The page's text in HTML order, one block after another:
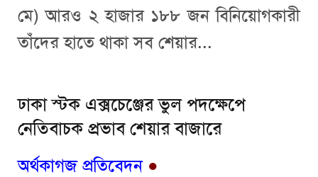
মে) আরও ২ হাজার ১৮৮ জন বিনিয়োগকারী
তাঁদের হাতে থাকা সব শেয়ার...
ঢাকা স্টক এক্সচেঞ্জের ভুল পদক্ষেপে
নেতিবাচক প্রভাব শেয়ার বাজারে
অর্থকাগজ প্রতিবেদন ●